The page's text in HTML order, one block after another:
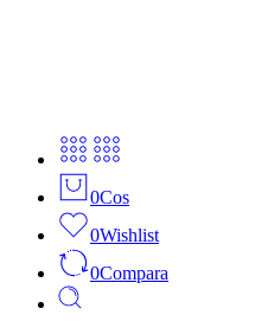
0Cos
0Wishlist
0Compara